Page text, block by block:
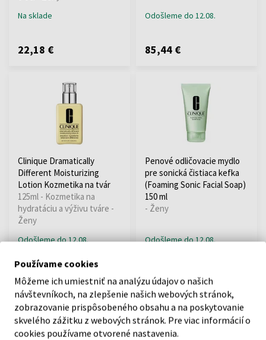
Na sklade
22,18 €
Odošleme do 12.08.
85,44 €
Clinique Dramatically
Different Moisturizing
Lotion Kozmetika na tvár
125ml - Kozmetika na
hydratáciu a výživu tváre -
Ženy
Odošleme do 12.08.
Penové odličovacie mydlo
pre sonická čistiaca kefka
(Foaming Sonic Facial Soap)
150 ml
- Ženy
Odošleme do 12.08.
28,69 €
Používame cookies
Môžeme ich umiestniť na analýzu údajov o našich
návštevníkoch, na zlepšenie našich webových stránok,
zobrazovanie prispôsobeného obsahu a na poskytovanie
skvelého zážitku z webových stránok. Pre viac informácií o
cookies používame otvorené nastavenia.